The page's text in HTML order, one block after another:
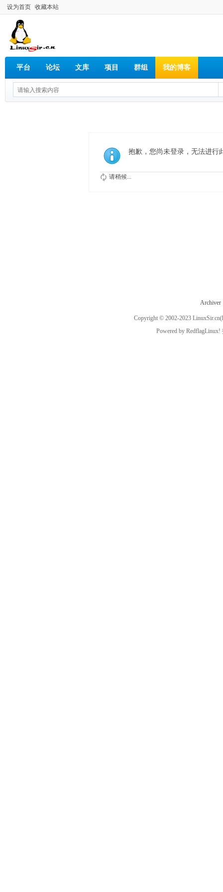
设为首页 收藏本站
平台 论坛 文库 项目 群组 我的博客
抱歉，您尚未登录，无法进行
请稍候...
Archiver
Copyright © 2002-2023 LinuxSir.cn
Powered by RedflagLinux!